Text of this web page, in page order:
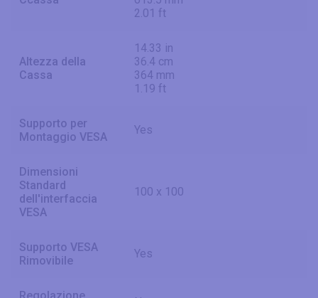
2.01 ft
Altezza della
Cassa
14.33 in
36.4 cm
364 mm
1.19 ft
Supporto per
Montaggio VESA
Yes
Dimensioni
Standard
dell'interfaccia
VESA
100 x 100
Supporto VESA
Rimovibile
Yes
Regolazione